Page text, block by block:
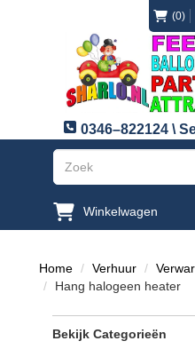
(0)
0346–822124 \
Winkelwagen
Home Verhuur
Hang halogeen heater
Bekijk Categorieën